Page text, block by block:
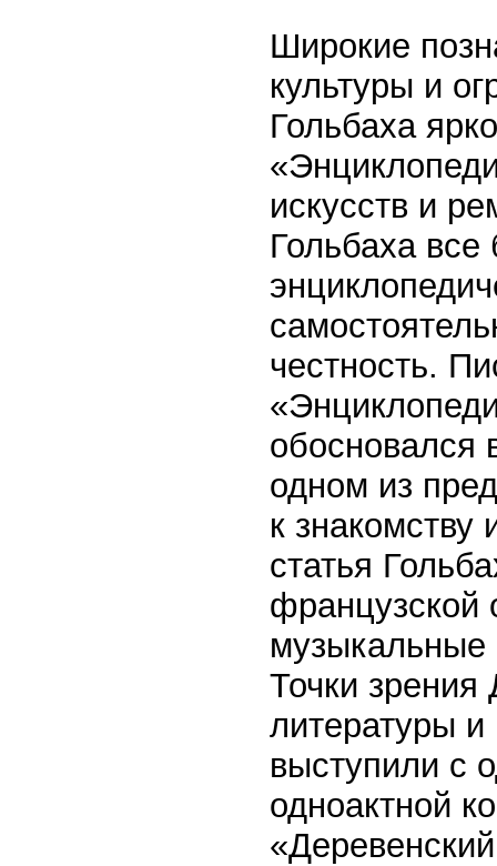
Широкие
культуры и
Гольбаха
искусств и
Гольбаха все
честность.
обосновался
одном из
к
статья
французской
музыкальные
Точки
литературы
выступили с
одноактной